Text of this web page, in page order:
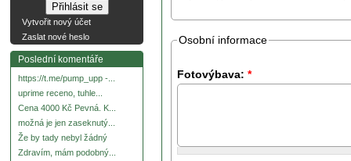
Vytvořit nový účet
Zaslat nové heslo
Poslední komentáře
https://t.me/pump_upp -...
uprime receno, tuhle...
Cena 4000 Kč Pevná. K...
možná je jen zaseknutý...
Že by tady nebyl žádný
Zdravím, mám podobný...
Osobní informace
Fotovýbava: *